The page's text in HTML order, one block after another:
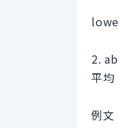
2.
平均
例文